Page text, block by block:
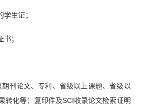
生证；
；
刊论文、专利、省级以上课题、省级以
转化等）复印件及SCI收录论文检索证明